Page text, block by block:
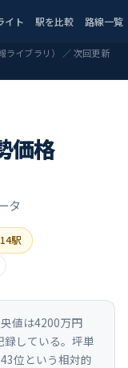
イト 駅を比較 路線一覧
ライブラリ） ／ 次回更新
価格
タ
駅
値は4200万円
している。坪単
位という相対的